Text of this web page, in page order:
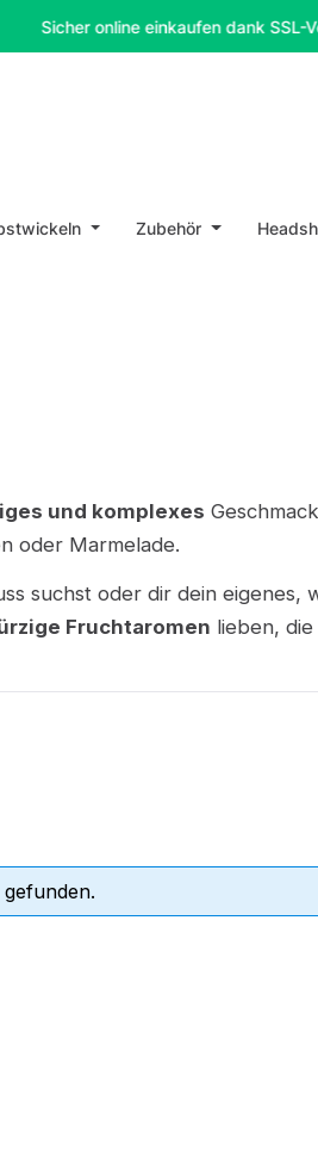
Sicher online einkaufen dank SSL-
Zubehör
und komplexes
oder Marmelade.
suchst oder dir dein eigenes,
Fruchtaromen lieben,